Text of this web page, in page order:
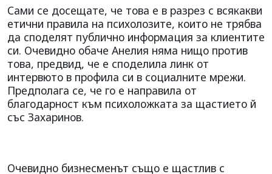
Сами се досещате, че това е в разрез с всякакви
етични правила на психолозите, които не трябва
да споделят публично информация за клиентите
си. Очевидно обаче Анелия няма нищо против
това, предвид, че е споделила линк от
интервюто в профила си в социалните мрежи.
Предполага се, че го е направила от
благодарност към психоложката за щастието й
със Захаринов.
Очевидно бизнесменът също е щастлив с